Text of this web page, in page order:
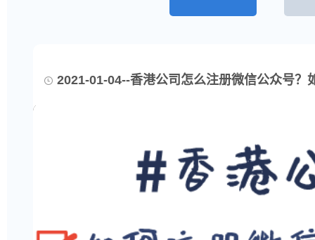
2021-01-04--香港公司怎么注册微信公众号？如何接